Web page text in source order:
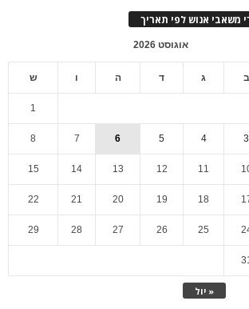
משאבי אנוש לפי תאריך
אוגוסט 2026
ב ג ד ה ו ש
« יול
1
3
4
5
6
7
8
11
12
13
14
15
18
19
20
21
22
25
26
27
28
29